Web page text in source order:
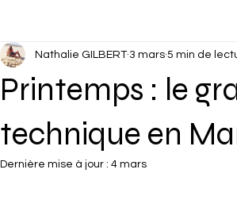
Printemps : le
technique en
Nathalie GILBERT 3 mars 5 min de
Dernière mise à jour : 4 mars